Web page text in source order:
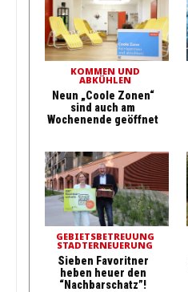
KOMMEN UND
ABKÜHLEN
Neun „Coole Zonen“
sind auch am
Wochenende geöffnet
GEBIETSBETREUUNG
STADTERNEUERUNG
Sieben Favoritner
heben heuer den
“Nachbarschatz”!